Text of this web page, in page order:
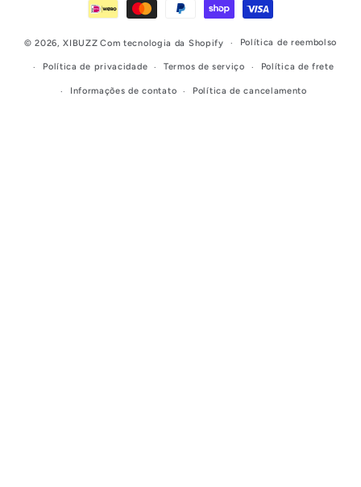
pagamento
© 2026,XIBUZZ Com tecnologia da Shopify Política de reembolso
Política de privacidade Termos de serviço Política de frete
Informações de contato Política de cancelamento